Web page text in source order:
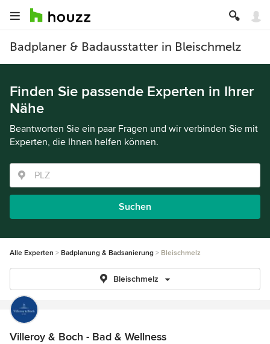
Badplaner & Badausstatter in Bleischmelz
Finden Sie passende Experten in Ihrer
Nähe
Beantworten Sie ein paar Fragen und wir verbinden Sie mit
Experten, die Ihnen helfen können.
Suchen
Alle Experten Badplanung & Badsanierung Bleischmelz
Bleischmelz
Villeroy & Boch - Bad & Wellness